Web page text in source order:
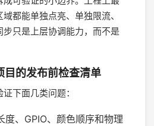
都能单独点亮、单独限流、
只是上层协调能力，而不是
目的发布前检查清单
下面几类问题：
度、GPIO、颜色顺序和物理